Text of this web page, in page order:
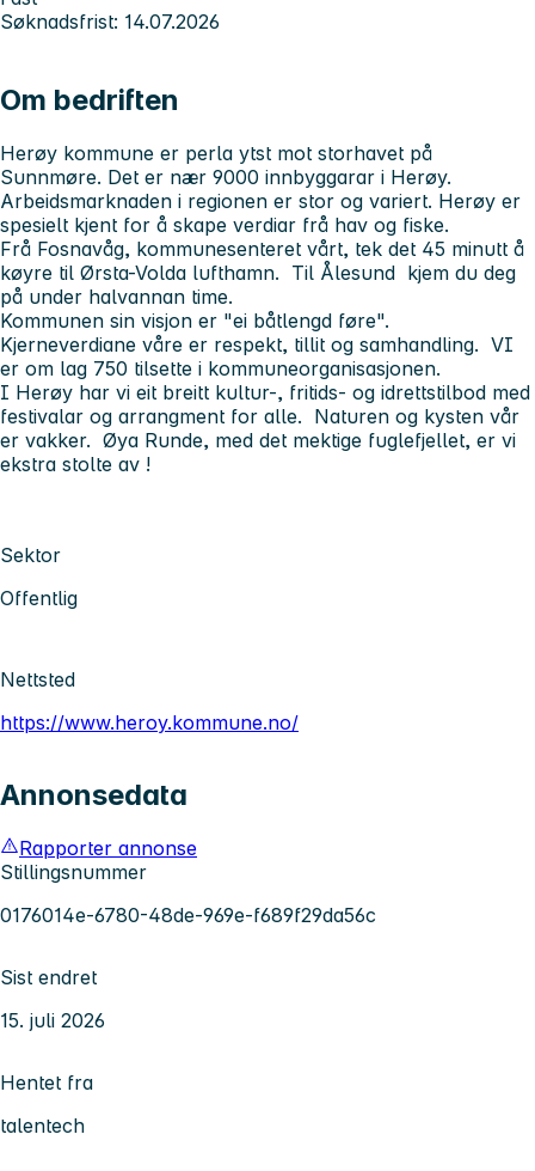
Søknadsfrist: 14.07.2026
Om bedriften
Herøy kommune er perla ytst mot storhavet på
Sunnmøre. Det er nær 9000 innbyggarar i Herøy.
Arbeidsmarknaden i regionen er stor og variert. Herøy er
spesielt kjent for å skape verdiar frå hav og fiske.
Frå Fosnavåg, kommunesenteret vårt, tek det 45 minutt å
køyre til Ørsta-Volda lufthamn. Til Ålesund kjem du deg
på under halvannan time.
Kommunen sin visjon er "ei båtlengd føre".
Kjerneverdiane våre er respekt, tillit og samhandling. VI
er om lag 750 tilsette i kommuneorganisasjonen.
I Herøy har vi eit breitt kultur-, fritids- og idrettstilbod med
festivalar og arrangment for alle. Naturen og kysten vår
er vakker. Øya Runde, med det mektige fuglefjellet, er vi
ekstra stolte av !
Sektor
Offentlig
Nettsted
https://www.heroy.kommune.no/
Annonsedata
Rapporter annonse
Stillingsnummer
0176014e-6780-48de-969e-f689f29da56c
Sist endret
15. juli 2026
Hentet fra
talentech